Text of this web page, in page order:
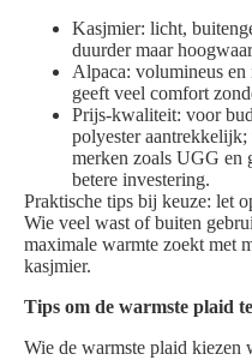
Kasjmier: licht,
duurder maar
Alpaca: volumineus en
geeft veel comfort
Prijs-kwaliteit: voor
polyester
merken zoals UGG en
betere investering.
Praktische tips bij keuze: let
Wie veel wast of buiten
maximale warmte zoekt met
kasjmier.
Tips om de warmste plaid
Wie de warmste plaid kiezen